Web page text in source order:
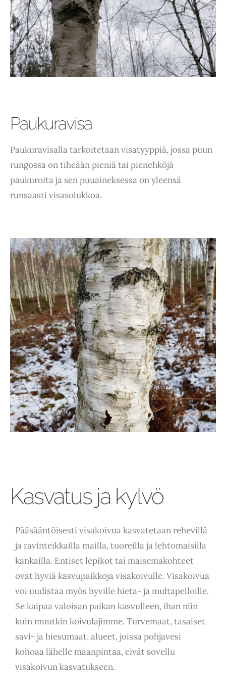
Paukuravisa
Paukuravisalla tarkoitetaan visatyyppiä, jossa puun
rungossa on tiheään pieniä tai pienehköjä
paukuroita ja sen puuaineksessa on yleensä
runsaasti visasolukkoa.
Kasvatus ja kylvö
Pääsääntöisesti visakoivua kasvatetaan rehevillä
ja ravinteikkailla mailla, tuoreilla ja lehtomaisilla
kankailla. Entiset lepikot tai maisemakohteet
ovat hyviä kasvupaikkoja visakoivulle. Visakoivua
voi uudistaa myös hyville hieta- ja multapelloille.
Se kaipaa valoisan paikan kasvulleen, ihan niin
kuin muutkin koivulajimme. Turvemaat, tasaiset
savi- ja hiesumaat, alueet, joissa pohjavesi
kohoaa lähelle maanpintaa, eivät sovellu
visakoivun kasvatukseen.